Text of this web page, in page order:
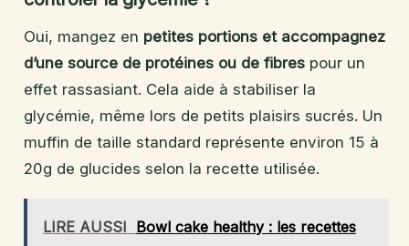
Oui, mangez en petites portions et accompagnez
d’une source de protéines ou de fibres pour un
effet rassasiant. Cela aide à stabiliser la
glycémie, même lors de petits plaisirs sucrés. Un
muffin de taille standard représente environ 15 à
20g de glucides selon la recette utilisée.
LIRE AUSSI Bowl cake healthy : les recettes